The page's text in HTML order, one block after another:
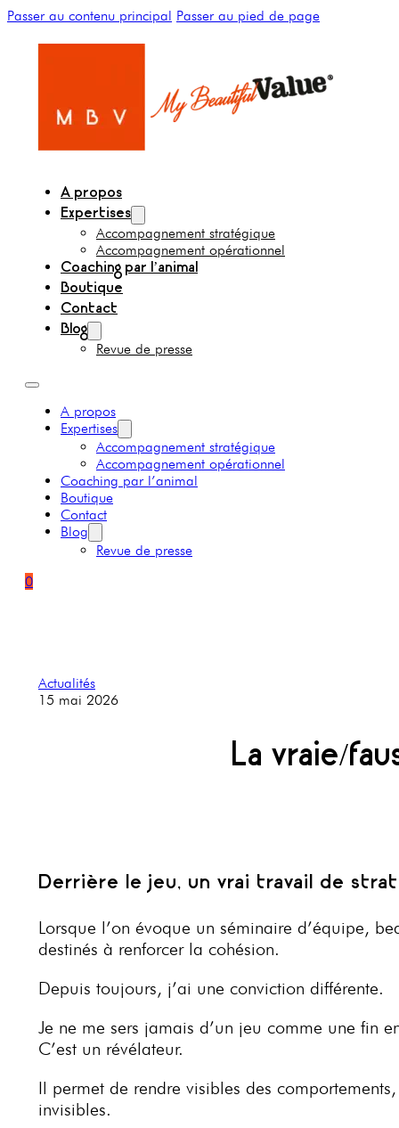
Passer au contenu principal Passer au pied de page
A propos
Expertises
Accompagnement stratégique
Accompagnement opérationnel
Coaching par l’animal
Boutique
Contact
Blog
Revue de presse
A propos
Expertises
Accompagnement stratégique
Accompagnement opérationnel
Coaching par l’animal
Boutique
Contact
Blog
Revue de presse
0
Actualités
15 mai 2026
La vraie/
Derrière le jeu, un vrai travail de
Lorsque l’on évoque un séminaire d’équipe,
destinés à renforcer la cohésion.
Depuis toujours, j’ai une conviction différente.
Je ne me sers jamais d’un jeu comme une fin
C’est un révélateur.
Il permet de rendre visibles des
invisibles.